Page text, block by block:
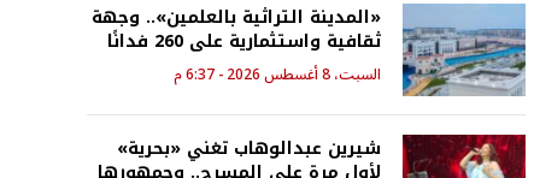
«المدينة التراثية بالعلمين».. وجهة
ثقافية واستثمارية على 260 فدانًا
السبت، 8 أغسطس 2026 - 6:37 م
شيرين عبدالوهاب تغني «بحرية»